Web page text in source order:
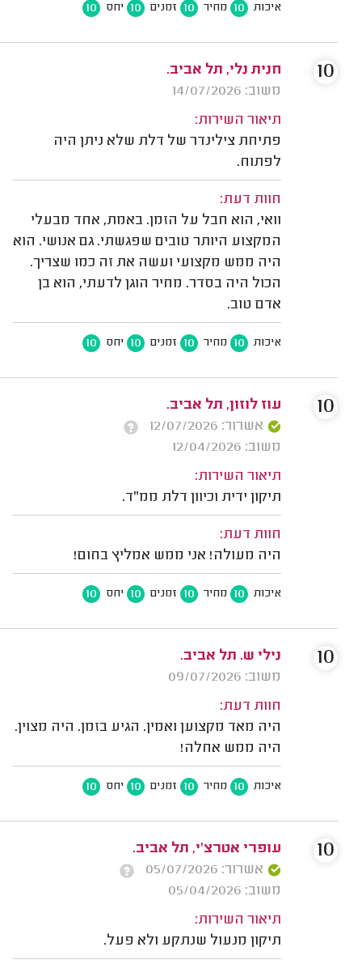
איכות 10 מחיר 10 זמנים 10 יחס 10
חנית נלי, תל אביב.
משוב: 14/07/2026
תיאור השירות:
פתיחת צילינדר של דלת שלא ניתן היה
לפתוח.
חוות דעת:
וואי, הוא חבל על הזמן. באמת, אחד מבעלי
המקצוע היותר טובים שפגשתי. גם אנושי. הוא
היה ממש מקצועי ועשה את זה כמו שצריך.
הכול היה בסדר. מחיר הוגן לדעתי, הוא בן
אדם טוב.
איכות 10 מחיר 10 זמנים 10 יחס 10
10
עוז לוזון, תל אביב.
אשרור: 12/07/2026
משוב: 12/04/2026
תיאור השירות:
תיקון ידית וכיוון דלת ממ"ד.
חוות דעת:
היה מעולה! אני ממש אמליץ בחום!
איכות 10 מחיר 10 זמנים 10 יחס 10
10
נילי ש. תל אביב.
משוב: 09/07/2026
חוות דעת:
היה מאד מקצוען ואמין. הגיע בזמן. היה מצוין.
היה ממש אחלה!
איכות 10 מחיר 10 זמנים 10 יחס 10
10
עופרי אטרצ'י, תל אביב.
אשרור: 05/07/2026
משוב: 05/04/2026
תיאור השירות:
תיקון מנעול שנתקע ולא פעל.
10